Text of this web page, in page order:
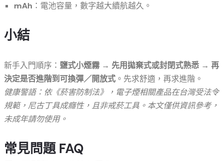
mAh ：電池容量，數字越大續航越久。
小結
新手入門順序： 鹽式小煙霧 → 先用拋棄式或封閉式熟悉 → 再
決定是否進階到可換彈／開放式。先求舒適，再求進階。
健康警語：依《菸害防制法》，電子煙相關產品在台灣受法令
規範，尼古丁具成癮性，且非戒菸工具。本文僅供資訊參考，
未成年請勿使用。
常見問題 FAQ